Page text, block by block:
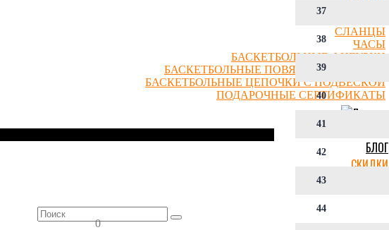
СЛАНЦЫ
ЧАСЫ
БАСКЕТБОЛЬНЫЕ ФИГУРКИ
БАСКЕТБОЛЬНЫЕ ПОВЯЗКИ НА ГОЛОВУ
БАСКЕТБОЛЬНЫЕ ЦЕПОЧКИ С ПОДВЕСКОЙ
ПОДАРОЧНЫЕ СЕРТИФИКАТЫ
БЛОГ
СКИДКИ
0
37
38
39
40
41
42
43
44